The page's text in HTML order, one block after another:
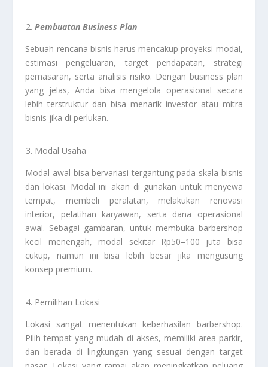
Pembuatan Business Plan
Sebuah rencana bisnis harus mencakup proyeksi modal,
estimasi pengeluaran, target pendapatan, strategi
pemasaran, serta analisis risiko. Dengan business plan
yang jelas, Anda bisa mengelola operasional secara
lebih terstruktur dan bisa menarik investor atau mitra
bisnis jika di perlukan.
Modal Usaha
Modal awal bisa bervariasi tergantung pada skala bisnis
dan lokasi. Modal ini akan di gunakan untuk menyewa
tempat, membeli peralatan, melakukan renovasi
interior, pelatihan karyawan, serta dana operasional
awal. Sebagai gambaran, untuk membuka barbershop
kecil menengah, modal sekitar Rp50–100 juta bisa
cukup, namun ini bisa lebih besar jika mengusung
konsep premium.
Pemilihan Lokasi
Lokasi sangat menentukan keberhasilan barbershop.
Pilih tempat yang mudah di akses, memiliki area parkir,
dan berada di lingkungan yang sesuai dengan target